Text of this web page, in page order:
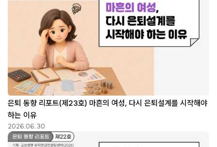
은퇴 동향 리포트(제23호) 마흔의 여성, 다시 은퇴설계를 시작해야
하는 이유
2026.06.30